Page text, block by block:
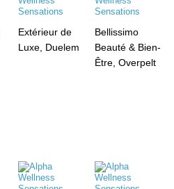
Extérieur de
Luxe, Duelem
Bellissimo
Beauté & Bien-
Être, Overpelt